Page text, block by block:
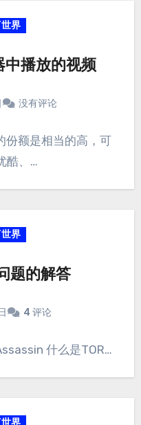
界
中播放的视频
没有评论
份额是相当的高，可
酷、…
界
题的解答
4 评论
什么是TOR…